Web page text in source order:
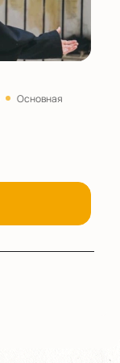
Основная